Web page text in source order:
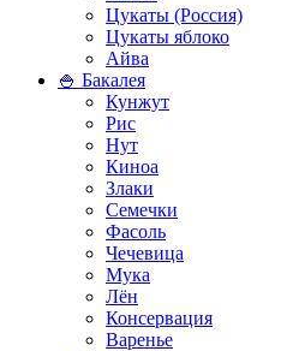
Цукаты (Россия)
Цукаты яблоко
Айва
🍚 Бакалея
Кунжут
Рис
Нут
Киноа
Злаки
Семечки
Фасоль
Чечевица
Мука
Лён
Консервация
Варенье